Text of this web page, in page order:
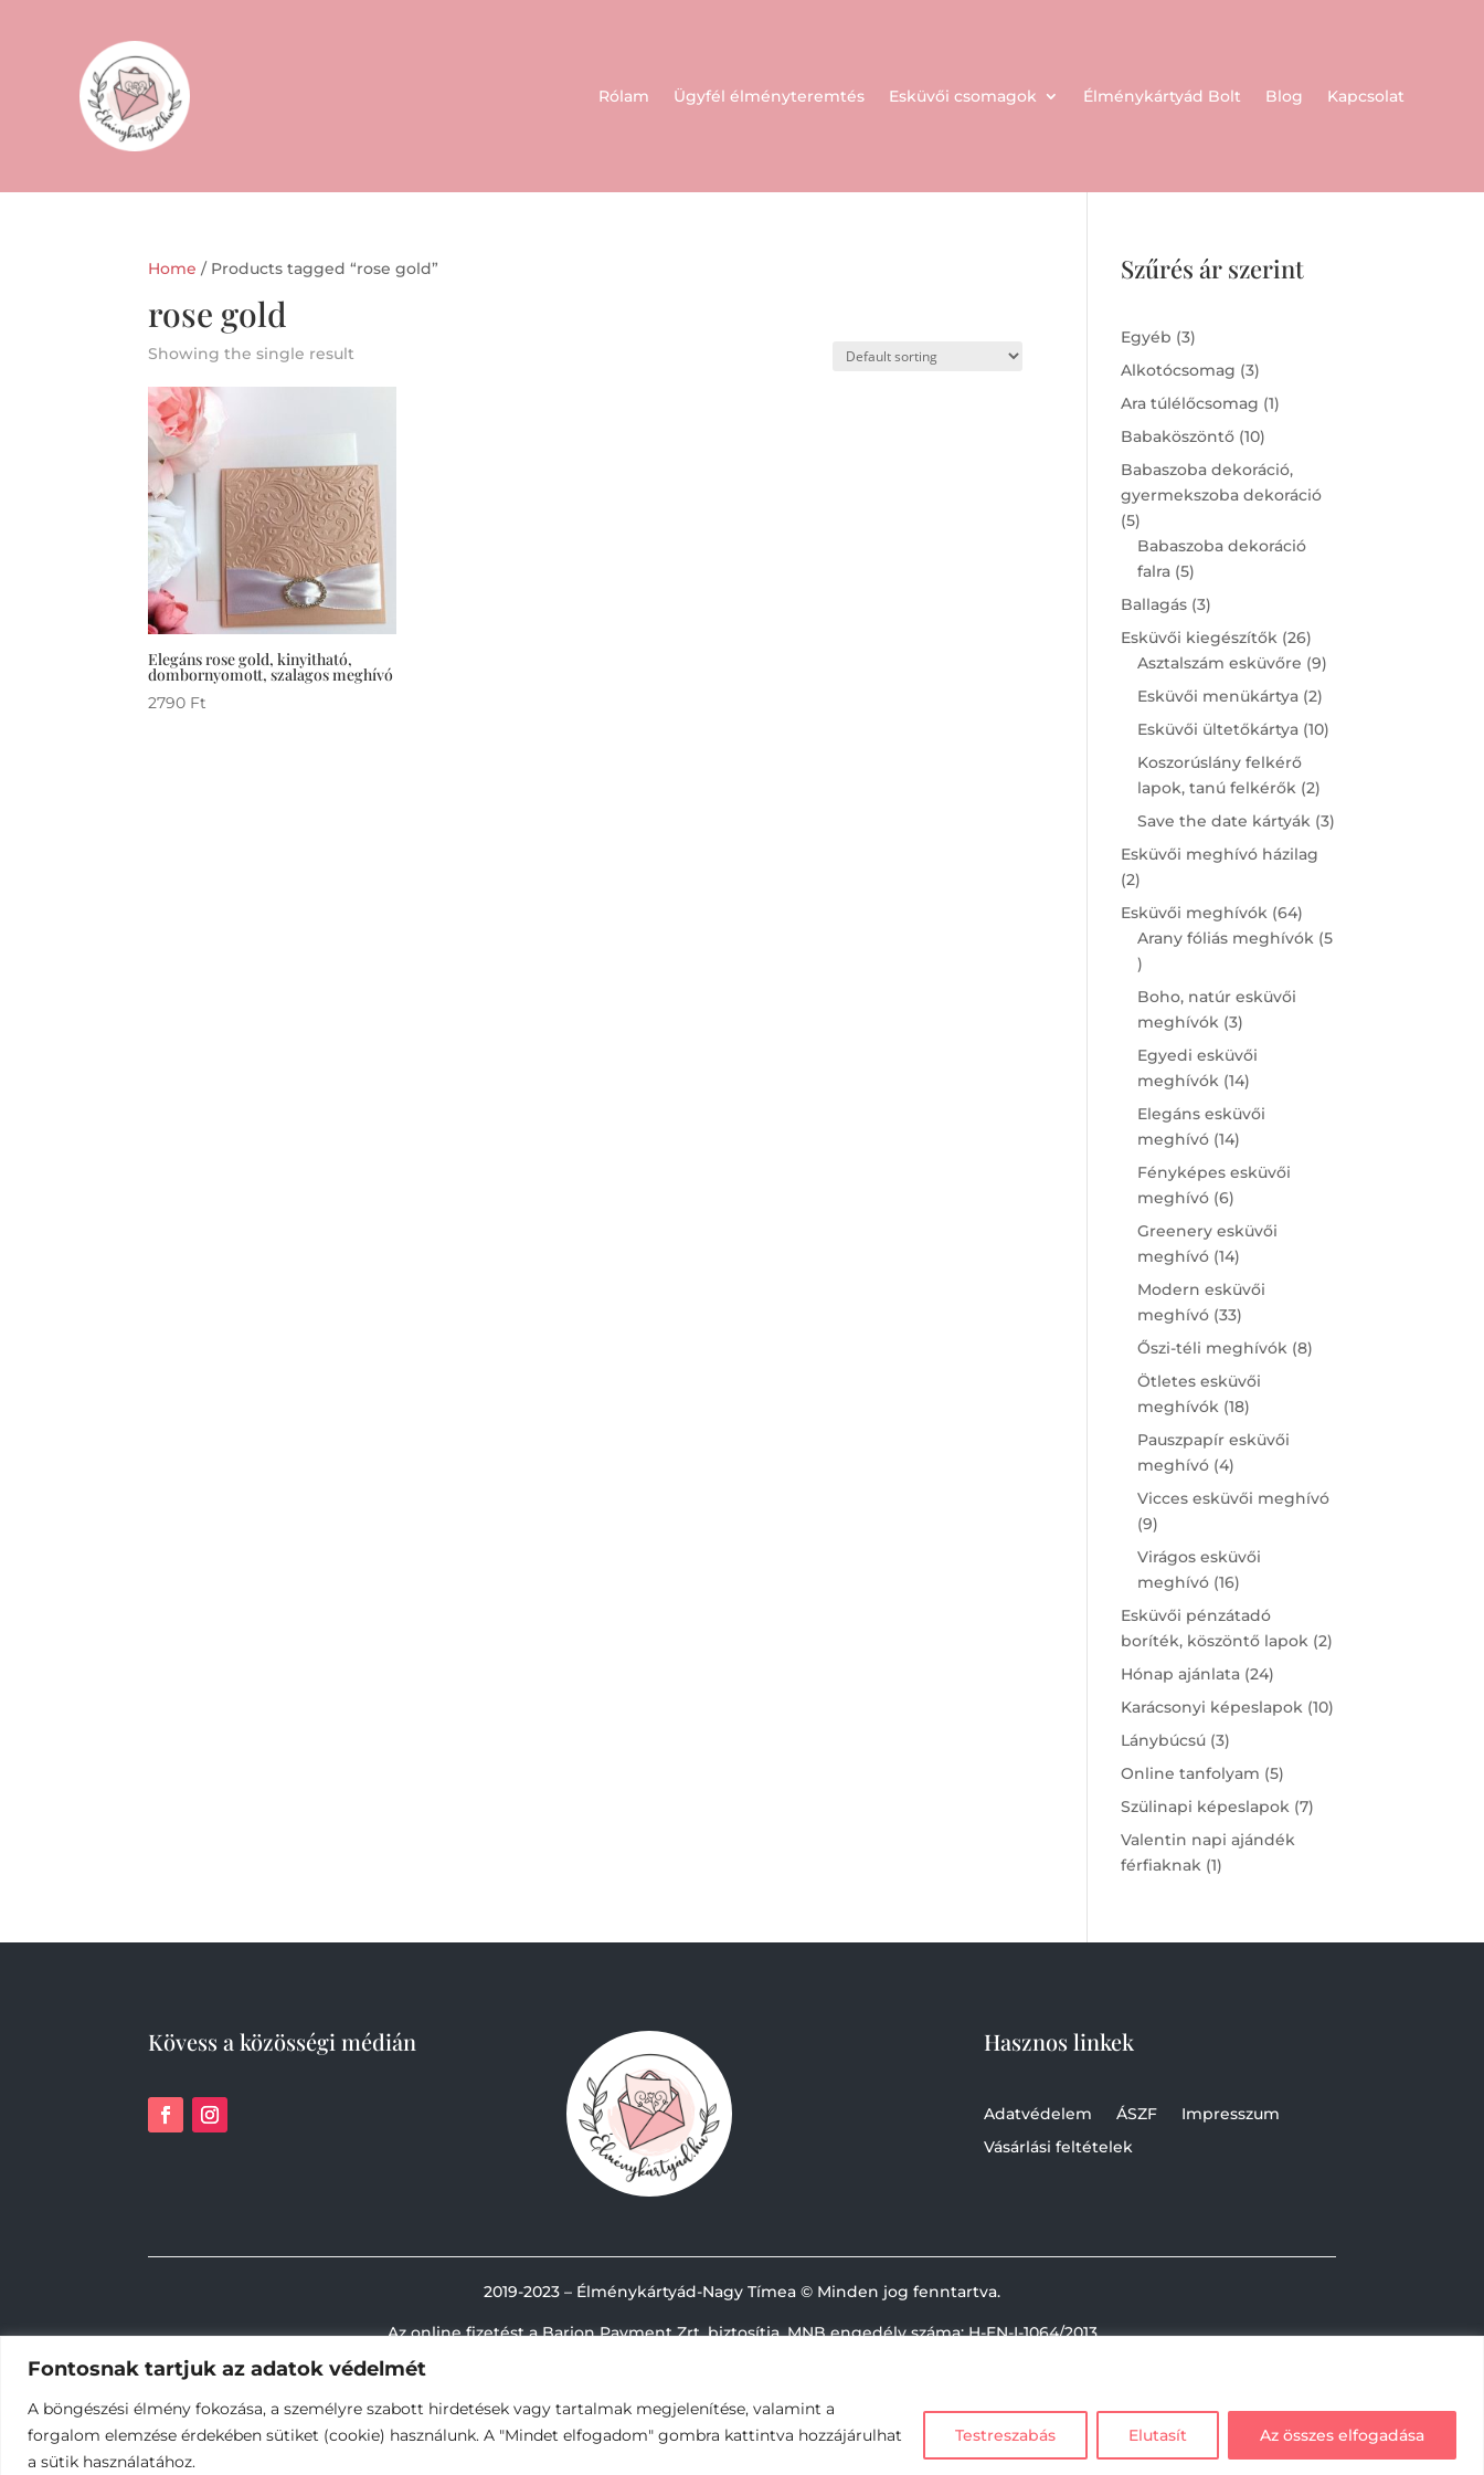
Fontosnak tartjuk az adatok védelmét
A böngészési élmény fokozása, a személyre szabott hirdetések vagy tartalmak megjelenítése, valamint a
forgalom elemzése érdekében sütiket (cookie) használunk. A "Mindet elfogadom" gombra kattintva hozzájárulhat
a sütik használatához.
Testreszabás Elutasít Az összes elfogadása
Rólam Ügyfél élményteremtés Esküvői csomagok Élménykártyád Bolt Blog Kapcsolat
Home / Products tagged “rose gold”
rose gold
Showing the single result
Elegáns rose gold, kinyitható,
dombornyomott, szalagos meghívó
2790 Ft
Szűrés ár szerint
Egyéb 33
products
Alkotócsomag 33
products
Ara túlélőcsomag 11
Babaköszöntő 1010
products
Babaszoba dekoráció,
gyermekszoba dekoráció
55
products
Babaszoba dekoráció
falra 55
products
Ballagás 33
products
Esküvői kiegészítők 2626
products
Asztalszám esküvőre 99
Esküvői menükártya 22
products
Esküvői ültetőkártya 1010
Koszorúslány felkérő
lapok, tanú felkérők 22
products
Save the date kártyák 33
Esküvői meghívó házilag
22
products
Esküvői meghívók 6464
products
Arany fóliás meghívók 5
5
products
Boho, natúr esküvői
meghívók 33
products
Egyedi esküvői
meghívók 1414
products
Elegáns esküvői
meghívó 1414
products
Fényképes esküvői
meghívó 66
products
Greenery esküvői
meghívó 1414
products
Modern esküvői
meghívó 3333
products
Őszi-téli meghívók 88
Ötletes esküvői
meghívók 1818
products
Pauszpapír esküvői
meghívó 44
products
Vicces esküvői meghívó
99
products
Virágos esküvői
meghívó 1616
products
Esküvői pénzátadó
boríték, köszöntő lapok 22
Hónap ajánlata 2424
products
Karácsonyi képeslapok 1010
Lánybúcsú 33
products
Online tanfolyam 55
products
Szülinapi képeslapok 77
Valentin napi ajándék
férfiaknak 11
Kövess a közösségi médián Hasznos linkek
Adatvédelem ÁSZF
Impresszum
Vásárlási feltételek
2019-2023 – Élménykártyád-Nagy Tímea © Minden jog fenntartva.
Az online fizetést a Barion Payment Zrt. biztosítja, MNB engedély száma: H-EN-I-1064/2013